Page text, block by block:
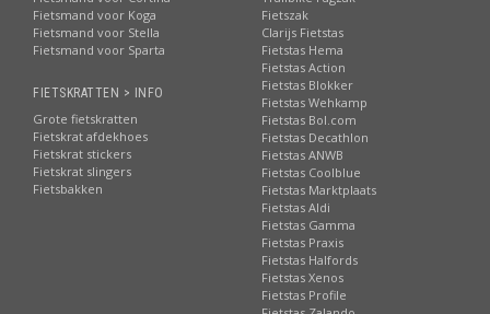
Fietsmand voor Koga
Fietsmand voor Stella
Fietsmand voor Sparta
FIETSKRATTEN > INFO
Grote fietskratten
Fietskrat afdekhoes
Fietskrat stickers
Fietskrat slingers
Fietsbakken
Fietszak
Clarijs Fietstas
Fietstas Hema
Fietstas Action
Fietstas Blokker
Fietstas Wehkamp
Fietstas Bol.com
Fietstas Decathlon
Fietstas ANWB
Fietstas Coolblue
Fietstas Marktplaats
Fietstas Aldi
Fietstas Gamma
Fietstas Praxis
Fietstas Halfords
Fietstas Xenos
Fietstas Profile